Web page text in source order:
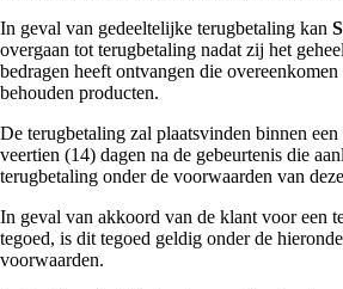
In geval van gedeeltelijke terugbetaling kan
overgaan tot terugbetaling nadat zij het
bedragen heeft ontvangen die
behouden producten.
De terugbetaling zal plaatsvinden binnen
veertien (14) dagen na de gebeurtenis die
terugbetaling onder de voorwaarden van
In geval van akkoord van de klant voor een
tegoed, is dit tegoed geldig onder de
voorwaarden.